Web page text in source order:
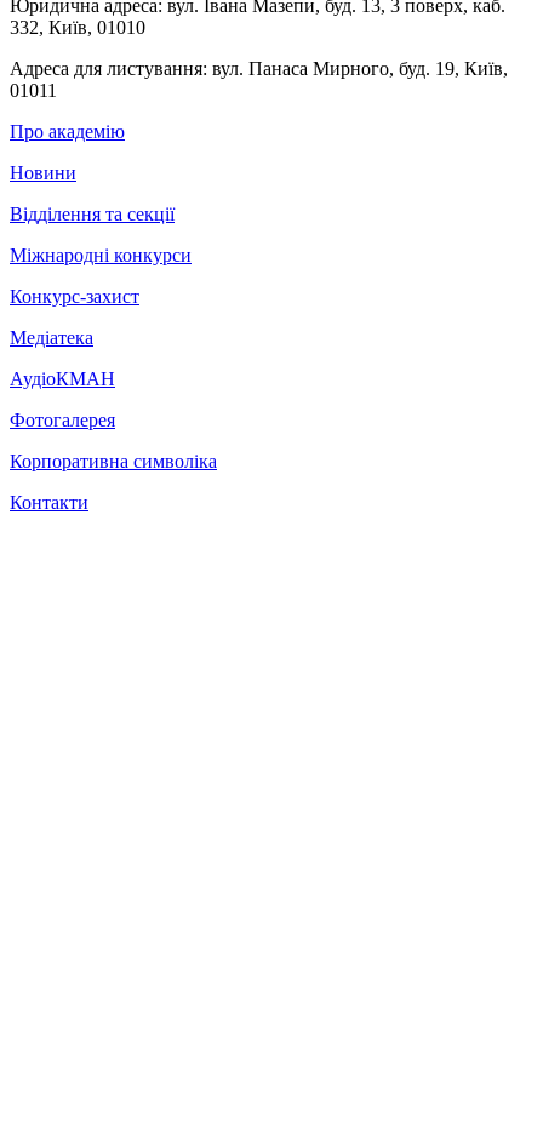
Юридична адреса: вул. Івана Мазепи, буд. 13, 3 поверх, каб.
332, Київ, 01010
Адреса для листування: вул. Панаса Мирного, буд. 19, Київ,
01011
Про академію
Новини
Відділення та секції
Міжнародні конкурси
Конкурс-захист
Медіатека
АудіоКМАН
Фотогалерея
Корпоративна символіка
Контакти